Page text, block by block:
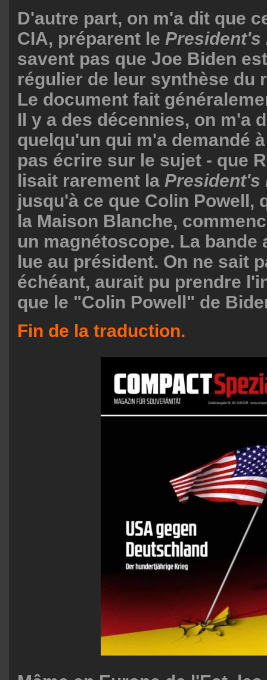
D'autre part, on m'a dit que
CIA, préparent le President's
savent pas que Joe Biden
régulier de leur synthèse du
Le document fait
Il y a des décennies, on m'a
quelqu'un qui m'a demandé
pas écrire sur le sujet - que
lisait rarement la President's
jusqu'à ce que Colin Powell,
la Maison Blanche,
un magnétoscope. La bande
lue au président. On ne sait
échéant, aurait pu prendre
que le "Colin Powell" de
Fin de la traduction.